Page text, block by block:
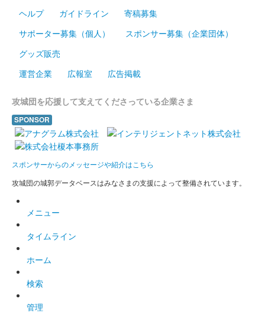
ヘルプ
ガイドライン
寄稿募集
サポーター募集（個人）
スポンサー募集（企業団体）
グッズ販売
運営企業
広報室 広告掲載
攻城団を応援して支えてくださっている企業さま
SPONSOR
スポンサーからのメッセージや紹介はこちら
攻城団の城郭データベースはみなさまの支援によって整備されています。
メニュー
タイムライン
ホーム
検索
管理